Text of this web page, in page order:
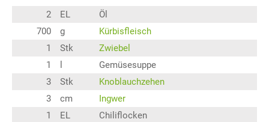
2 EL
Öl
700
g
Kürbisfleisch
1
Stk
Zwiebel
1
Gemüsesuppe
3
Stk
Knoblauchzehen
3
cm
Ingwer
1
EL
Chiliflocken